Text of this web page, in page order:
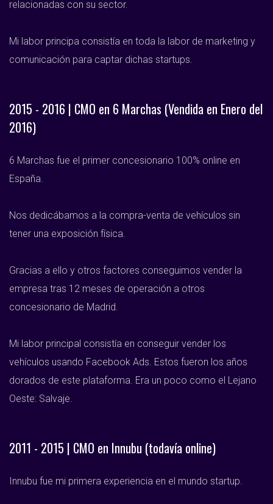
relacionadas con su sector.
Mi labor principa consistía en toda la labor de marketing y
comunicación para captar dichas startups.
2015 - 2016 | CMO en 6 Marchas (Vendida en Enero del
2016)
6 Marchas fue el primer concesionario 100% online en
España.
Nos dedicábamos a la compra-venta de vehículos sin
tener una exposición física.
Gracias a ello y otros factores conseguimos vender la
empresa tras 12 meses de operación a otros
concesionario de Madrid.
Mi labor principal consistía en conseguir vender los
vehículos usando Facebook Ads. Estos fueron los años
dorados de este plataforma. Era un poco como el Lejano
Oeste: Salvaje.
2011 - 2015 | CMO en Innubu (todavía online)
Innubu fue mi primera experiencia en el mundo startup.